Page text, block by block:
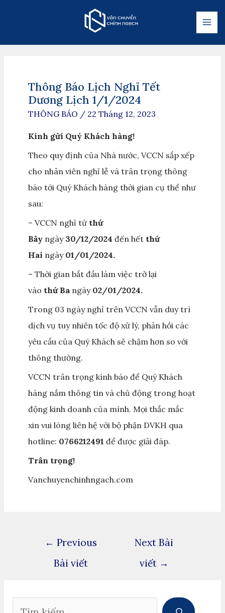
Thông Báo Lịch Nghỉ Tết
Dương Lịch 1/1/2024
THÔNG BÁO / 22 Tháng 12, 2023
Kính gửi Quý Khách hàng!
Theo quy định của Nhà nước, VCCN sắp xếp
cho nhân viên nghỉ lễ và trân trọng thông
báo tới Quý Khách hàng thời gian cụ thể như
sau:
– VCCN nghỉ từ thứ
Bảy ngày30/12/2024 đến hết thứ
Hai ngày01/01/2024.
– Thời gian bắt đầu làm việc trở lại
vào thứ Ba ngày02/01/2024.
Trong 03 ngày nghỉ trên VCCN vẫn duy trì
dịch vụ tuy nhiên tốc độ xử lý, phản hồi các
yêu cầu của Quý Khách sẽ chậm hơn so với
thông thường.
VCCN trân trọng kính báo để Quý Khách
hàng nắm thông tin và chủ động trong hoạt
động kinh doanh của mình. Mọi thắc mắc
xin vui lòng liên hệ với bộ phận DVKH qua
hotline: 0766212491 để được giải đáp.
Trân trọng!
Vanchuyenchinhngach.com
← Previous
Bài viết
Next Bài
viết →